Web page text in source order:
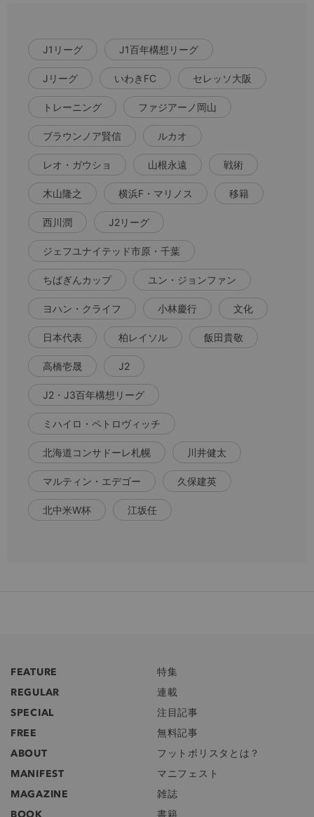
J1リーグ J1百年構想リーグ
Jリーグ いわきFC セレッソ大阪
トレーニング ファジアーノ岡山
ブラウンノア賢信 ルカオ
レオ・ガウショ 山根永遠 戦術
木山隆之 横浜F・マリノス 移籍
西川潤 J2リーグ
ジェフユナイテッド市原・千葉
ちばぎんカップ ユン・ジョンファン
ヨハン・クライフ 小林慶行 文化
日本代表 柏レイソル 飯田貴敬
高橋壱晟 J2
J2・J3百年構想リーグ
ミハイロ・ペトロヴィッチ
北海道コンサドーレ札幌 川井健太
マルティン・エデゴー 久保建英
北中米W杯 江坂任
FEATURE
特集
REGULAR
連載
SPECIAL
注目記事
FREE
無料記事
ABOUT
フットボリスタとは？
MANIFEST
マニフェスト
MAGAZINE
雑誌
BOOK
書籍